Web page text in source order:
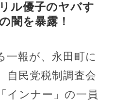
ル優子のヤバす
闇を暴露！
一報が、永田町に
自民党税制調査会
インナー」の一員